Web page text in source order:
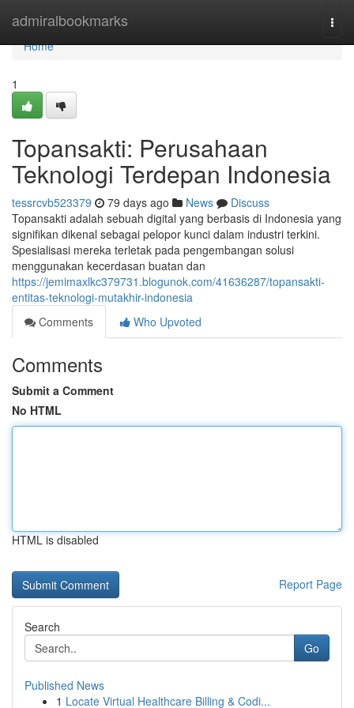
admiralbookmarks
Home
Home
1
Topansakti: Perusahaan
Teknologi Terdepan Indonesia
tessrcvb523379 79 days ago News
Discuss
Topansakti adalah sebuah digital yang berbasis di Indonesia yang
signifikan dikenal sebagai pelopor kunci dalam industri terkini.
Spesialisasi mereka terletak pada pengembangan solusi
menggunakan kecerdasan buatan dan
https://jemimaxlkc379731.blogunok.com/41636287/topansakti-
entitas-teknologi-mutakhir-indonesia
Comments
Who Upvoted
Comments
Submit a Comment
No HTML
HTML is disabled
Report Page
Search
Go
Published News
1 Locate Virtual Healthcare Billing & Codi...